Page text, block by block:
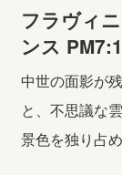
quantity
フラヴィ
ンス
中世の面影が
と、不思議な
景色を独り占